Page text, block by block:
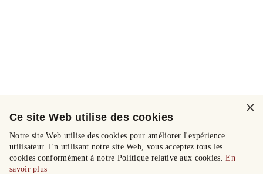
×
Ce site Web utilise des cookies
Notre site Web utilise des cookies pour améliorer l'expérience
utilisateur. En utilisant notre site Web, vous acceptez tous les
cookies conformément à notre Politique relative aux cookies.En
savoir plus